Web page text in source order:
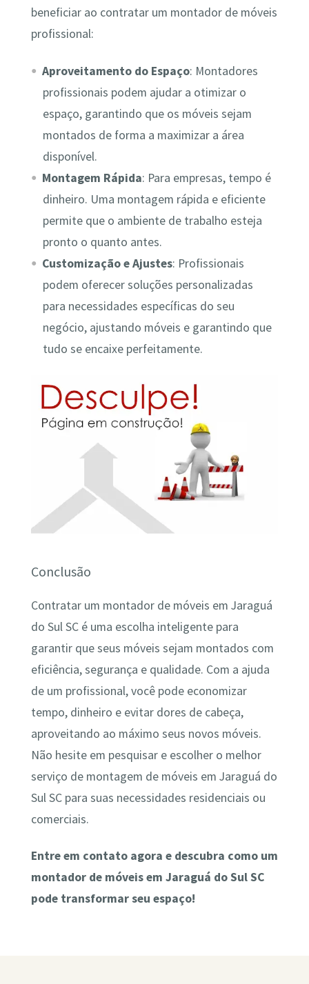
beneficiar ao contratar um montador de móveis
profissional:
Aproveitamento do Espaço: Montadores
profissionais podem ajudar a otimizar o
espaço, garantindo que os móveis sejam
montados de forma a maximizar a área
disponível.
Montagem Rápida: Para empresas, tempo é
dinheiro. Uma montagem rápida e eficiente
permite que o ambiente de trabalho esteja
pronto o quanto antes.
Customização e Ajustes: Profissionais
podem oferecer soluções personalizadas
para necessidades específicas do seu
negócio, ajustando móveis e garantindo que
tudo se encaixe perfeitamente.
Conclusão
Contratar um montador de móveis em Jaraguá
do Sul SC é uma escolha inteligente para
garantir que seus móveis sejam montados com
eficiência, segurança e qualidade. Com a ajuda
de um profissional, você pode economizar
tempo, dinheiro e evitar dores de cabeça,
aproveitando ao máximo seus novos móveis.
Não hesite em pesquisar e escolher o melhor
serviço de montagem de móveis em Jaraguá do
Sul SC para suas necessidades residenciais ou
comerciais.
Entre em contato agora e descubra como um
montador de móveis em Jaraguá do Sul SC
pode transformar seu espaço!